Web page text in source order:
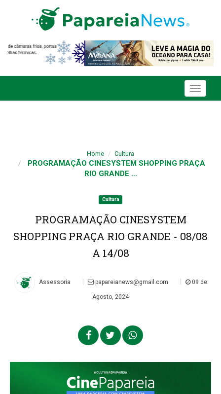
Toggle
Home Cultura
PROGRAMAÇÃO CINESYSTEM SHOPPING PRAÇA
RIO GRANDE ...
Cultura
PROGRAMAÇÃO CINESYSTEM
SHOPPING PRAÇA RIO GRANDE - 08/08
A 14/08
Assessoria | papareianews@gmail.com | 09 de
Agosto, 2024